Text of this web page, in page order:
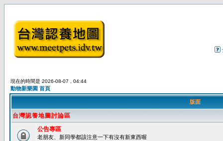
現在的時間是 2026-08-07 , 04:44
動物新樂園 首頁
版面
台灣認養地圖討論區
公告專區
老朋友、新同學都該注意一下有沒有新東西喔